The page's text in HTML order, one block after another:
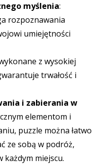
myślenia:
rozpoznawania
umiejętności
z wysokiej
trwałość i
i zabierania w
elementom i
puzzle można łatwo
ze sobą w podróż,
każdym miejscu.